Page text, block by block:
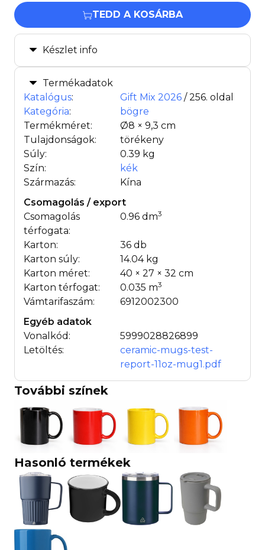
TEDD A KOSÁRBA
Készlet info
Termékadatok
Katalógus: Gift Mix 2026 / 256. oldal
Kategória:
bögre
Termékméret:
Ø8 × 9,3 cm
Tulajdonságok:
törékeny
Súly:
0.39 kg
Szín:
kék
Származás:
Kína
Csomagolás / export
Csomagolás
térfogata:
0.96 dm3
Karton:
36 db
Karton súly:
14.04 kg
Karton méret:
40 × 27 × 32 cm
Karton térfogat:
0.035 m3
Vámtarifaszám:
6912002300
Egyéb adatok
Vonalkód:
5999028826899
Letöltés:
ceramic-mugs-test-
report-11oz-mug1.pdf
További színek
Hasonló termékek